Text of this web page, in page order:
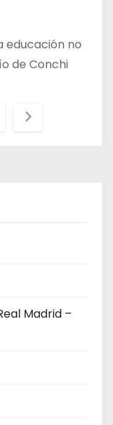
educación no
de Conchi
Madrid –